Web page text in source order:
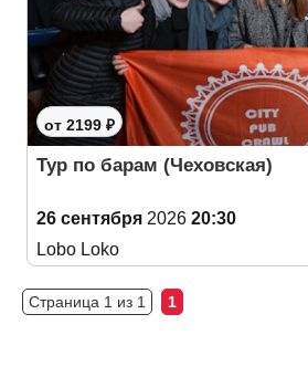
от 2199 ₽
Тур по барам (Чеховская)
26 сентября 2026 20:30
Lobo Loko
Страница 1 из 1 1